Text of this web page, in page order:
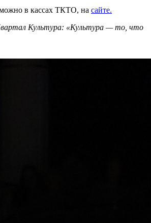
в кассах ТКТО, на сайте.
Культура: «Культура — то, что